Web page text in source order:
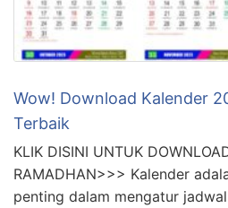
Wow! Download Kalender
Terbaik
KLIK DISINI UNTUK
RAMADHAN>>> Kalender
penting dalam mengatur